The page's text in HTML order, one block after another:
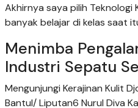
Akhirnya saya pilih
banyak belajar di kelas saat
Menimba
Industri Sepatu
Mengunjungi Kerajinan Kulit
Bantul/ Liputan6 Nurul Diva